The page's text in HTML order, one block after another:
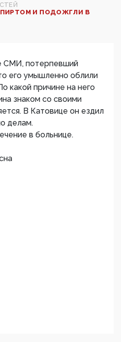
И ПОДОЖГЛИ В
СМИ, потерпевший
его умышленно облили
какой причине на него
знаком со своими
В Катовице он ездил
делам.
в больнице.